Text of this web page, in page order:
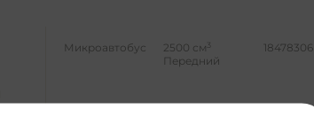
7-
Микроавтобус 2500 см 3
Передний
18478306